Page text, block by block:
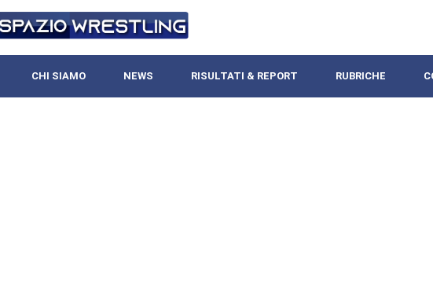
CHI SIAMO NEWS RISULTATI & REPORT RUBRICHE